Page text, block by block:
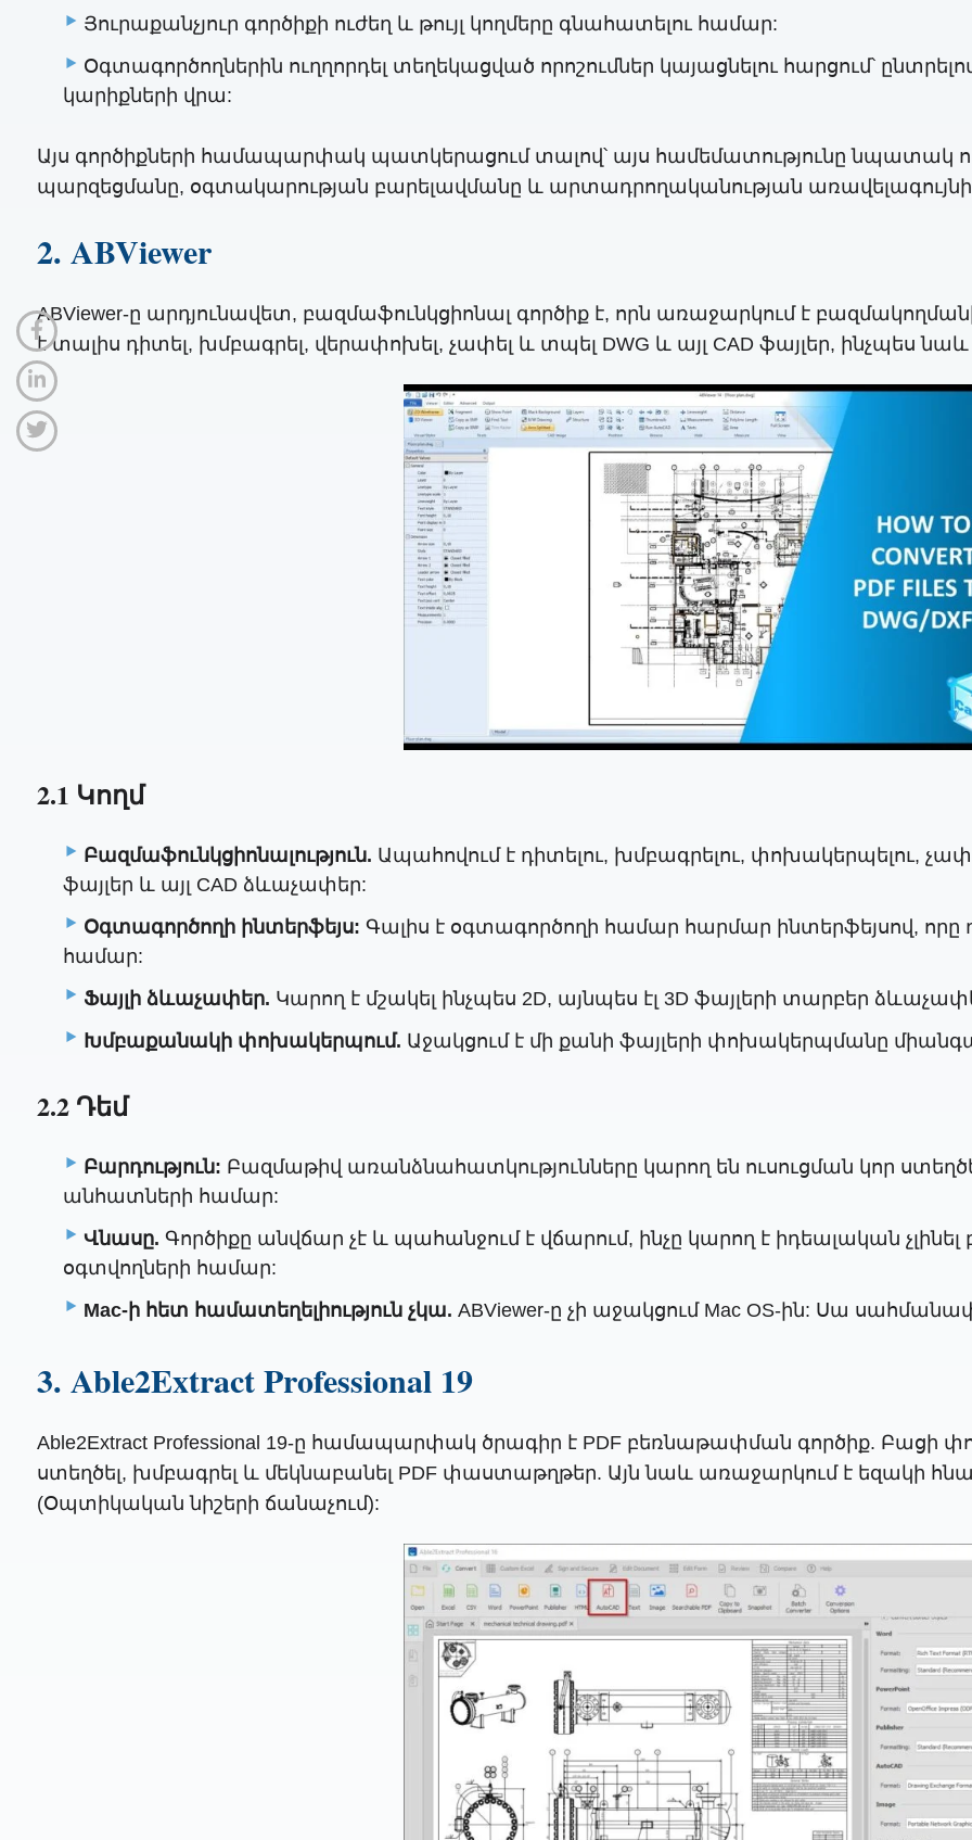
Յուրաքանչյուր գործիքի ուժեղ և թույլ կողմերը գնահատելու համար:
Օգտագործողներին ուղղորդել տեղեկացված որոշումներ կայացնելու հարցում՝
կարիքների վրա:
Այս գործիքների համապարփակ պատկերացում տալով՝ այս համեմատությունը նպատակ
պարզեցմանը, օգտակարության բարելավմանը և արտադրողականության
2. ABViewer
ABViewer-ը արդյունավետ, բազմաֆունկցիոնալ գործիք է, որն առաջարկում է
է տալիս դիտել, խմբագրել, վերափոխել, չափել և տպել DWG և այլ CAD ֆայլեր, ինչպես
2.1 Կողմ
Բազմաֆունկցիոնալություն. Ապահովում է դիտելու, խմբագրելու, փոխակերպելու,
ֆայլեր և այլ CAD ձևաչափեր:
Օգտագործողի ինտերֆեյս: Գալիս է օգտագործողի համար հարմար ինտերֆեյսով, որը
համար:
Ֆայլի ձևաչափեր. Կարող է մշակել ինչպես 2D, այնպես էլ 3D ֆայլերի տարբեր
Խմբաքանակի փոխակերպում. Աջակցում է մի քանի ֆայլերի փոխակերպմանը
2.2 Դեմ
Բարդություն: Բազմաթիվ առանձնահատկությունները կարող են ուսուցման կոր
անհատների համար:
Վնասը. Գործիքը անվճար չէ և պահանջում է վճարում, ինչը կարող է իդեալական
օգտվողների համար:
Mac-ի հետ համատեղելիություն չկա. ABViewer-ը չի աջակցում Mac OS-ին: Սա
3. Able2Extract Professional 19
Able2Extract Professional 19-ը համապարփակ ծրագիր է PDF բեռնաթափման գործիք. Բացի
ստեղծել, խմբագրել և մեկնաբանել PDF փաստաթղթեր. Այն նաև առաջարկում է եզակի
(Օպտիկական նիշերի ճանաչում):